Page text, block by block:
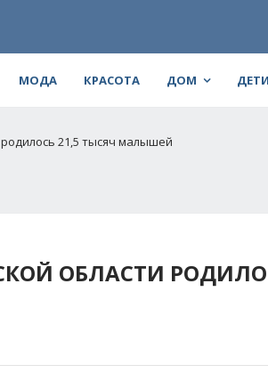
МОДА КРАСОТА ДОМ ДЕТИ
21,5 тысяч малышей
ОБЛАСТИ